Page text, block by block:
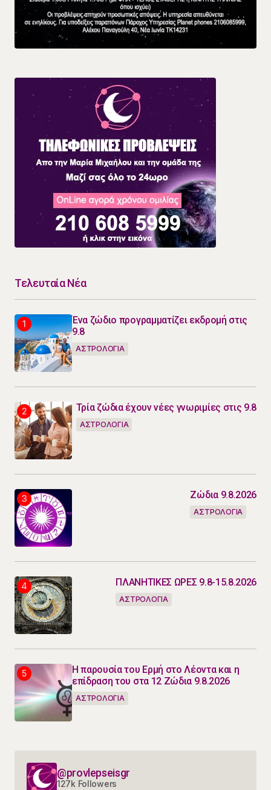
Τελευταία Νέα
Ένα ζώδιο προγραμματίζει εκδρομή στις
9.8
ΑΣΤΡΟΛΟΓΙΑ
Τρία ζώδια έχουν νέες γνωριμίες στις 9.8
ΑΣΤΡΟΛΟΓΙΑ
Ζώδια 9.8.2026
ΑΣΤΡΟΛΟΓΙΑ
ΠΛΑΝΗΤΙΚΕΣ ΩΡΕΣ 9.8-15.8.2026
ΑΣΤΡΟΛΟΓΙΑ
Η παρουσία του Ερμή στο Λέοντα και η
επίδραση του στα 12 Ζώδια 9.8.2026
ΑΣΤΡΟΛΟΓΙΑ
@provlepseisgr
127k Followers